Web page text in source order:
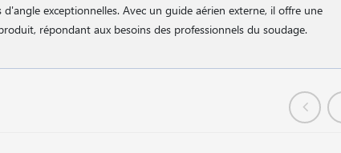
exceptionnelles. Avec un guide aérien externe, il offre une
répondant aux besoins des professionnels du soudage.